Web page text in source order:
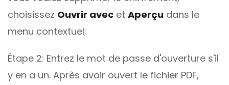
choisissez Ouvrir avec et Aperçu dans le
menu contextuel;
Étape 2: Entrez le mot de passe d'ouverture s'il
y en a un. Après avoir ouvert le fichier PDF,